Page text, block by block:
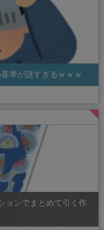
準が謎すぎるｗｗｗ
ョンでまとめて引く作